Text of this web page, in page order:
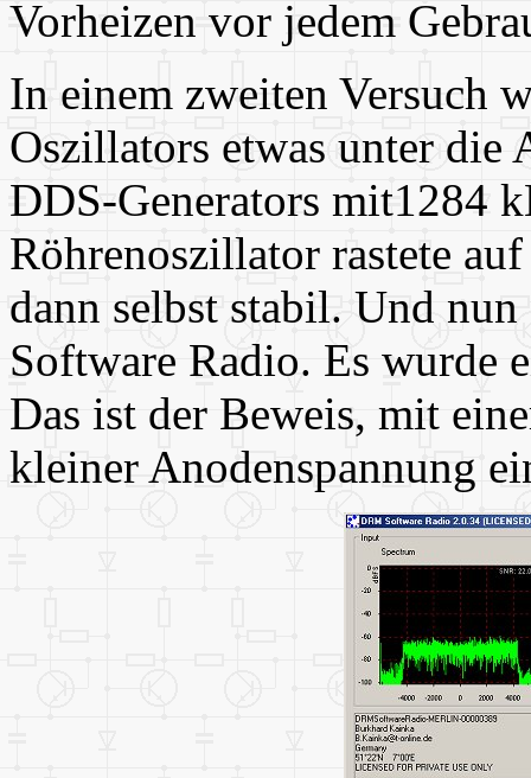
Vorheizen vor jedem
In einem zweiten Versuch
Oszillators etwas unter die
DDS-Generators mit1284
Röhrenoszillator rastete
dann selbst stabil. Und
Software Radio. Es wurde
Das ist der Beweis, mit
kleiner Anodenspannung